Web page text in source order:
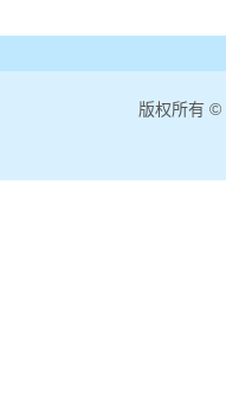
版权所有 ©